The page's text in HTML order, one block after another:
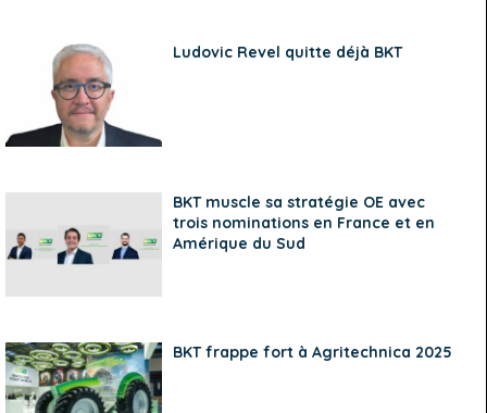
Ludovic Revel quitte déjà BKT
BKT muscle sa stratégie OE avec
trois nominations en France et en
Amérique du Sud
BKT frappe fort à Agritechnica 2025